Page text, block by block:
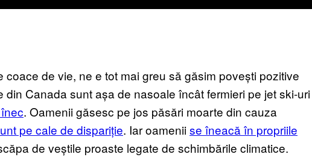
de vie, ne e tot mai greu să găsim povești pozitive
din Canada sunt așa de nasoale încât fermieri pe jet ski-uri
. Oamenii găsesc pe jos păsări moarte din cauza
pe cale de dispariție. Iar oameniise îneacă în propriile
de veștile proaste legate de schimbările climatice.